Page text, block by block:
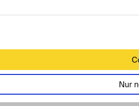
Nur